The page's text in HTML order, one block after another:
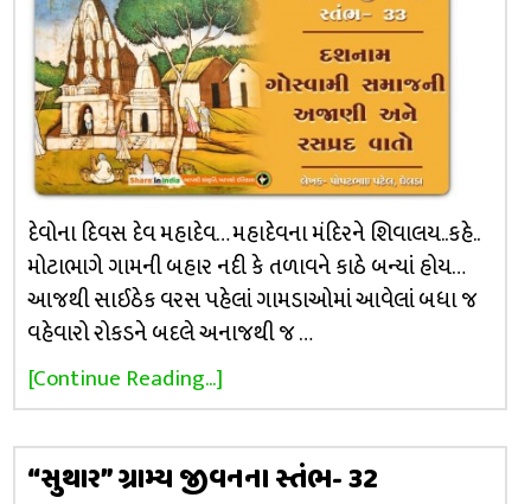
દેવોના દિવસ દેવ મહાદેવ… મહાદેવના મંદિરને શિવાલય..કહે..
મોટાભાગે ગામની બહાર નદી કે તળાવને કાઠે બન્યાં હોય…
આજથી સાઈઠેક વરસ પહેલાં ગામડાઓમાં આવેલાં બધા જ
વહેવારો રોકડને બદલે અનાજથી જ …
[Continue Reading...]
“સુથાર” ગ્રામ્ય જીવનના સ્તંભ- 32